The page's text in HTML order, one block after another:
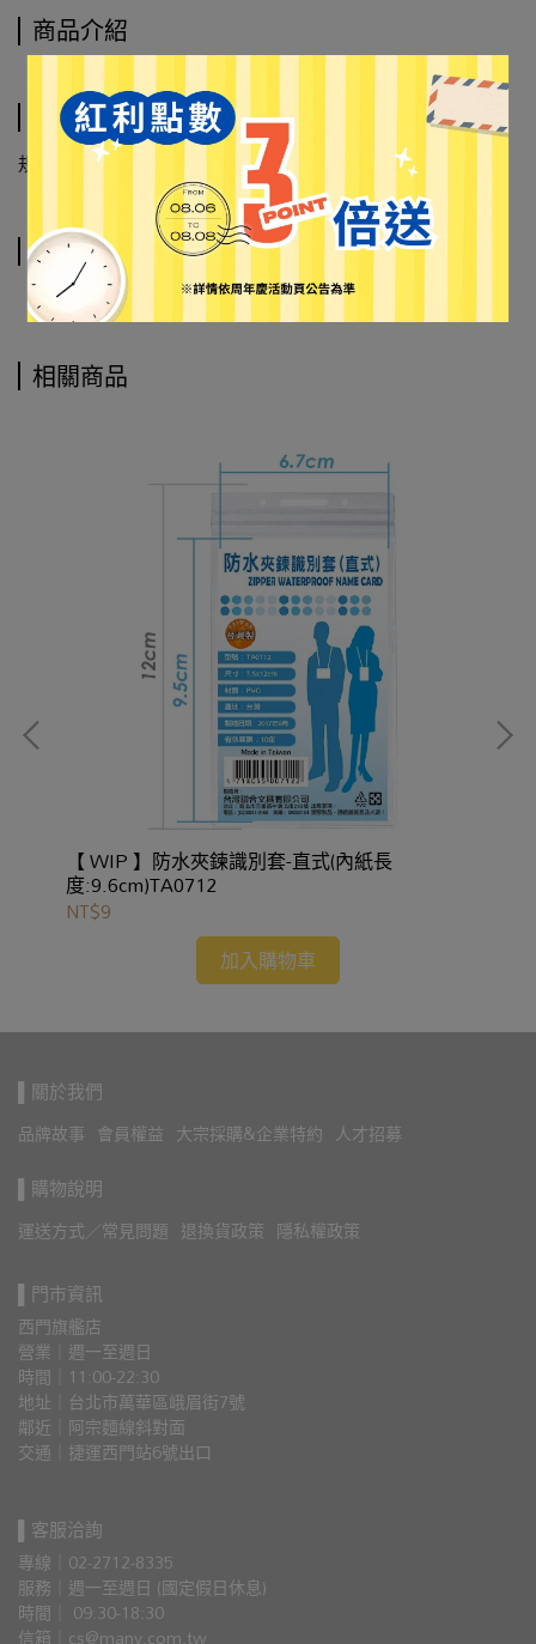
商品介紹
規格說明
規格尺寸: 6"，153mm
運送方式
相關商品
【 WIP 】防水夾鍊識別套-直式(內紙長
度:9.6cm)TA0712
NT$9
加入購物車
▌關於我們
品牌故事 會員權益 大宗採購&企業特約 人才招募
▌購物說明
運送方式／常見問題 退換貨政策 隱私權政策
▌門市資訊
西門旗艦店
營業｜週一至週日
時間｜11:00-22:30
地址｜台北市萬華區峨眉街7號
鄰近｜阿宗麵線斜對面
交通｜捷運西門站6號出口
▌客服洽詢
專線｜02-2712-8335
服務｜週一至週日 (國定假日休息)
時間｜ 09:30-18:30
信箱｜cs@many.com.tw